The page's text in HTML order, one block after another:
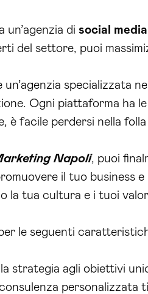
un’agenzia di social media
del settore, puoi
specializzata
Ogni piattaforma ha
è facile perdersi nella
Napoli, puoi
il tuo business
la tua cultura e i tuoi
le seguenti
strategia agli obiettivi